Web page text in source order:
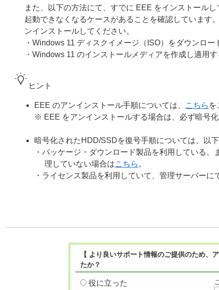
また、以下の方法にて、すでに EEE をインストール
起動できなくなるケースがあることを確認しています
ンインストールしてください。
・Windows 11 ディスクイメージ（ISO）をダウンロ
・Windows 11 のインストールメディアを作成し適用
ヒント
EEE のアンインストール手順については、 こちら を
※ EEE をアンインストールする場合は、必ず暗号
暗号化されたHDD/SSDを復号手順については、以
・パッケージ・ダウンロード製品を利用している
理していない場合はこちら 。
・ライセンス製品を利用していて、管理サーバー
【 より良いサポート情報のご提供のため
たか？
役に立った